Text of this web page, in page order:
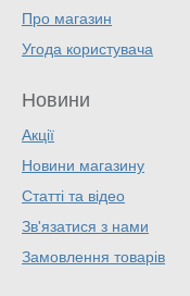
Про магазин
Угода користувача
Новини
Акції
Новини магазину
Статті та відео
Зв'язатися з нами
Замовлення товарів